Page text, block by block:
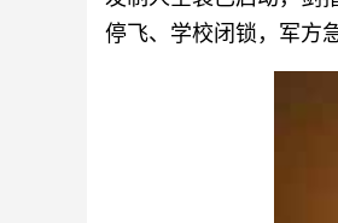
停飞、学校闭锁，军方